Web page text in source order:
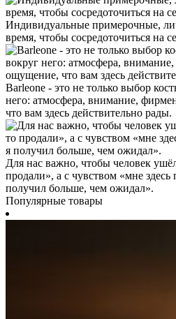
Индивидуальные примерочные,
время, чтобы сосредоточиться на
Barleone - это не только выбор
него: атмосфера, внимание,
что вам здесь действительно рады.
Для нас важно, чтобы человек
продали», а с чувством «мне
получил больше, чем ожидал».
Популярные товары